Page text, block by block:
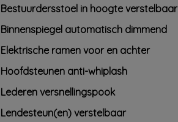
Bestuurdersstoel in hoogte verstelbaar
Binnenspiegel automatisch dimmend
Elektrische ramen voor en achter
Hoofdsteunen anti-whiplash
Lederen versnellingspook
Lendesteun(en) verstelbaar